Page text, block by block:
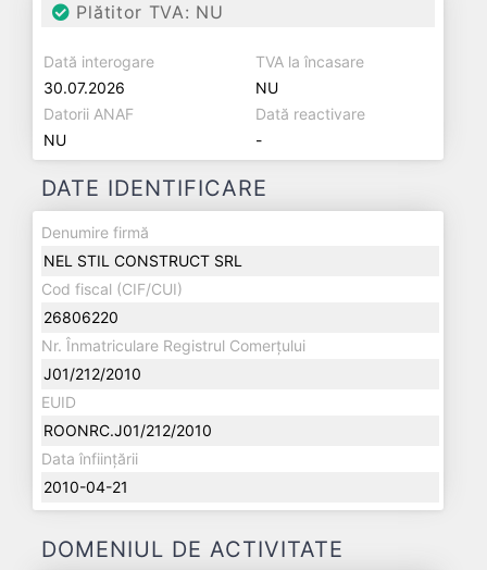
Plătitor TVA: NU
Dată interogare
30.07.2026
TVA la încasare
NU
Datorii ANAF
NU
Dată reactivare
-
DATE IDENTIFICARE
Denumire firmă
NEL STIL CONSTRUCT SRL
Cod fiscal (CIF/CUI)
26806220
Nr. Înmatriculare Registrul Comerțului
J01/212/2010
EUID
ROONRC.J01/212/2010
Data înființării
2010-04-21
DOMENIUL DE ACTIVITATE